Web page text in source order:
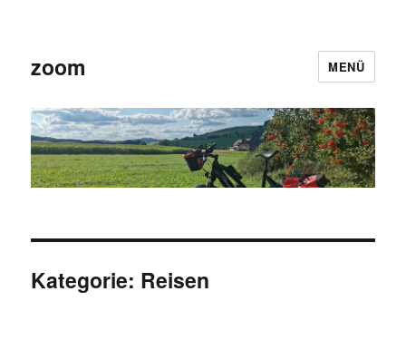
zoom MENÜ
Kategorie: Reisen